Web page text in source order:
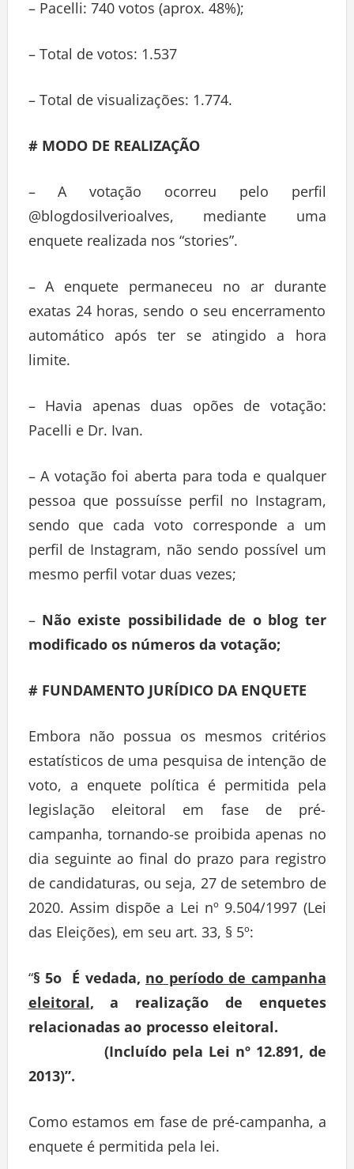
– Pacelli: 740 votos (aprox. 48%);
– Total de votos: 1.537
– Total de visualizações: 1.774.
# MODO DE REALIZAÇÃO
– A votação ocorreu pelo perfil
@blogdosilverioalves, mediante uma
enquete realizada nos “stories”.
– A enquete permaneceu no ar durante
exatas 24 horas, sendo o seu encerramento
automático após ter se atingido a hora
limite.
– Havia apenas duas opões de votação:
Pacelli e Dr. Ivan.
– A votação foi aberta para toda e qualquer
pessoa que possuísse perfil no Instagram,
sendo que cada voto corresponde a um
perfil de Instagram, não sendo possível um
mesmo perfil votar duas vezes;
– Não existe possibilidade de o blog ter
modificado os números da votação;
# FUNDAMENTO JURÍDICO DA ENQUETE
Embora não possua os mesmos critérios
estatísticos de uma pesquisa de intenção de
voto, a enquete política é permitida pela
legislação eleitoral em fase de pré-
campanha, tornando-se proibida apenas no
dia seguinte ao final do prazo para registro
de candidaturas, ou seja, 27 de setembro de
2020. Assim dispõe a Lei nº 9.504/1997 (Lei
das Eleições), em seu art. 33, § 5º:
“§ 5o É vedada, no período de campanha
eleitoral, a realização de enquetes
relacionadas ao processo eleitoral.
(Incluído pela Lei nº 12.891, de
2013)”.
Como estamos em fase de pré-campanha, a
enquete é permitida pela lei.